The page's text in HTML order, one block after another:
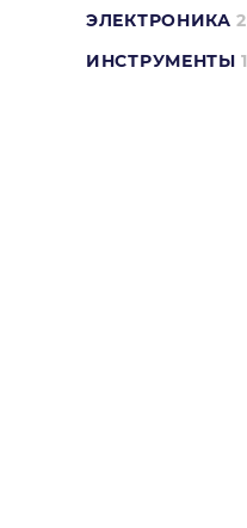
ЭЛЕКТРОНИКА 2
ИНСТРУМЕНТЫ 1